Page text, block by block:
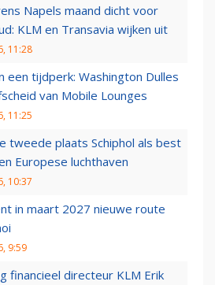
Napels maand dicht voor
KLM en Transavia wijken uit
11:28
een tijdperk: Washington Dulles
van Mobile Lounges
11:25
tweede plaats Schiphol als best
Europese luchthaven
10:37
in maart 2027 nieuwe route
9:59
financieel directeur KLM Erik